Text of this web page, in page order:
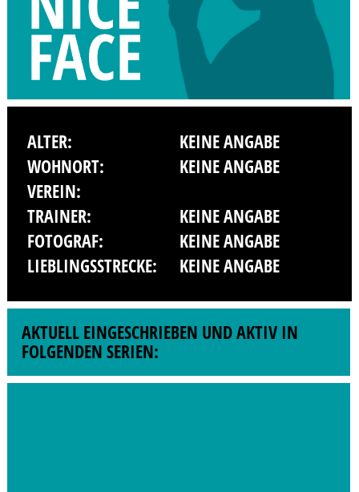
ALTER:
KEINE ANGABE
WOHNORT:
KEINE ANGABE
VEREIN:
TRAINER:
KEINE ANGABE
FOTOGRAF:
KEINE ANGABE
LIEBLINGSSTRECKE:
KEINE ANGABE
AKTUELL EINGESCHRIEBEN UND AKTIV IN
FOLGENDEN SERIEN: